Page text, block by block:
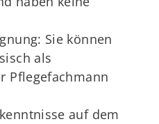
Sie können
als
Pflegefachmann
auf dem